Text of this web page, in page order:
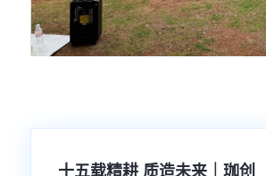
十五载精耕 质造未来｜珈创